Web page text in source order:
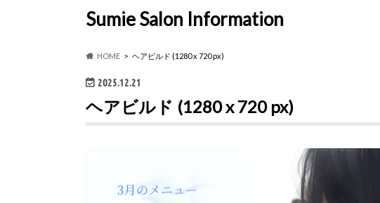
Sumie Salon Information
HOME ヘアビルド (1280 x 720 px)
2025.12.21
ヘアビルド (1280 x 720 px)